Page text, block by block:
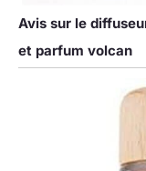
Avis sur le
et parfum volcan